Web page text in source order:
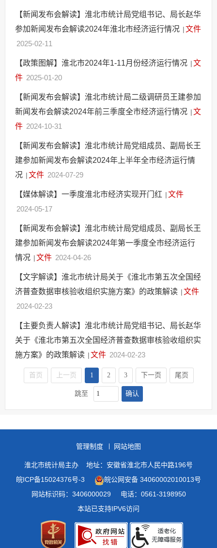
【新闻发布会解读】淮北市统计局党组书记、局长赵华
参加新闻发布会解读2024年淮北市经济运行情况 |文件
2025-02-11
【政策图解】淮北市2024年1-11月份经济运行情况 |文
件 2025-01-20
【新闻发布会解读】淮北市统计局二级调研员王建参加
新闻发布会解读2024年前三季度全市经济运行情况 |文
件 2024-10-31
【新闻发布会解读】淮北市统计局党组成员、副局长王
建参加新闻发布会解读2024年上半年全市经济运行情
况 |文件 2024-07-29
【媒体解读】一季度淮北市经济实现开门红 |文件
2024-05-17
【新闻发布会解读】淮北市统计局党组成员、副局长王
建参加新闻发布会解读2024年第一季度全市经济运行
情况 |文件 2024-04-26
【文字解读】淮北市统计局关于《淮北市第五次全国经
济普查数据审核验收组织实施方案》的政策解读 |文件
2024-02-23
【主要负责人解读】淮北市统计局党组书记、局长赵华
关于《淮北市第五次全国经济普查数据审核验收组织实
施方案》的政策解读 |文件 2024-02-23
首页 上一页 1 2 3 下一页 尾页
跳至 确认
管理制度 网站地图
淮北市统计局主办
地址：安徽省淮北市人民中路196号
皖ICP备15024376号-3
皖公网安备 34060002010013号
网站标识码：3406000029
电话：0561-3198950
本站已支持IPV6访问